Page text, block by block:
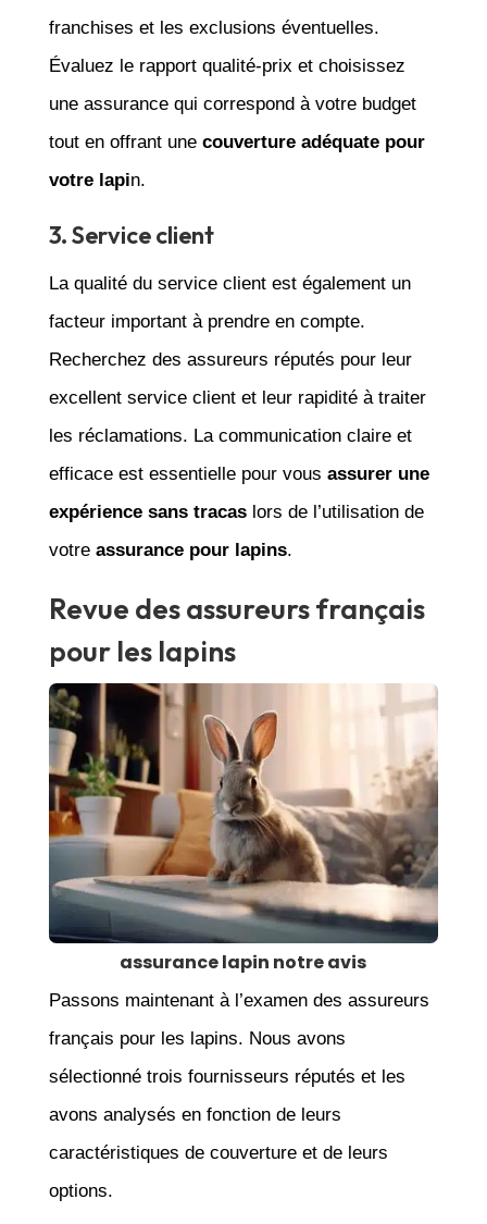
franchises et les exclusions éventuelles.
Évaluez le rapport qualité-prix et choisissez
une assurance qui correspond à votre budget
tout en offrant une couverture adéquate pour
votre lapin.
3. Service client
La qualité du service client est également un
facteur important à prendre en compte.
Recherchez des assureurs réputés pour leur
excellent service client et leur rapidité à traiter
les réclamations. La communication claire et
efficace est essentielle pour vous assurer une
expérience sans tracaslors de l’utilisation de
votre assurance pour lapins.
Revue des assureurs français
pour les lapins
assurance lapin notre avis
Passons maintenant à l’examen des assureurs
français pour les lapins. Nous avons
sélectionné trois fournisseurs réputés et les
avons analysés en fonction de leurs
caractéristiques de couverture et de leurs
options.